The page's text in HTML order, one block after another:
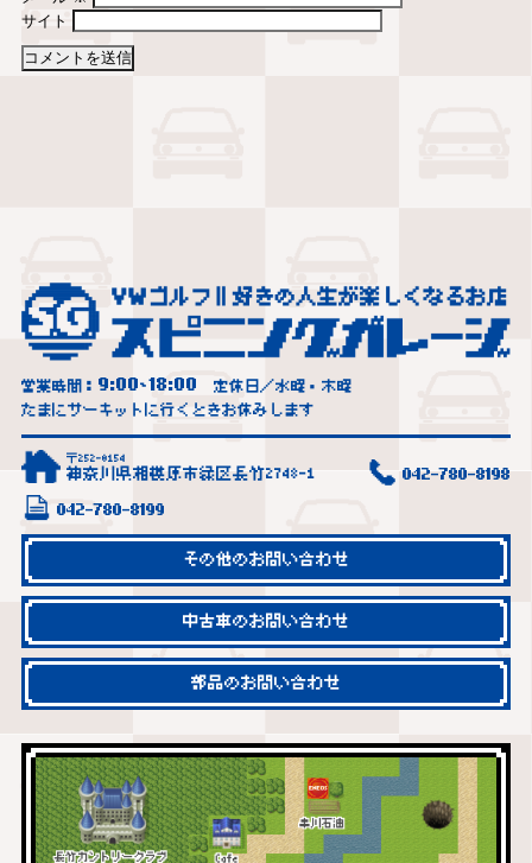
サイト
営業時間： 9:00~18:00
定休日／水曜・木曜
たまにサーキットに行くときお休みします
〒252-0154
神奈川県相模原市緑区長竹2748-1 042-780-8198
042-780-8199
その他のお問い合わせ
中古車のお問い合わせ
部品のお問い合わせ